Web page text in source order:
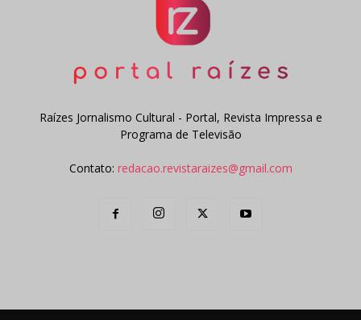
Raízes Jornalismo Cultural - Portal, Revista Impressa e
Programa de Televisão
Contato: redacao.revistaraizes@gmail.com